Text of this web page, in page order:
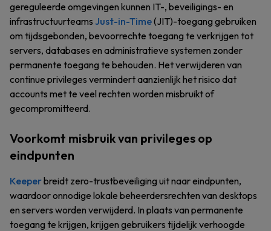
gereguleerde omgevingen kunnen IT-, beveiligings- en
infrastructuurteams Just-in-Time(JIT)-toegang gebruiken
om tijdsgebonden, bevoorrechte toegang te verkrijgen tot
servers, databases en administratieve systemen zonder
permanente toegang te behouden. Het verwijderen van
continue privileges vermindert aanzienlijk het risico dat
accounts met te veel rechten worden misbruikt of
gecompromitteerd.
Voorkomt misbruik van privileges op
eindpunten
Keeperbreidt zero-trustbeveiliging uit naar eindpunten,
waardoor onnodige lokale beheerdersrechten van desktops
en servers worden verwijderd. In plaats van permanente
toegang te krijgen, krijgen gebruikers tijdelijk verhoogde